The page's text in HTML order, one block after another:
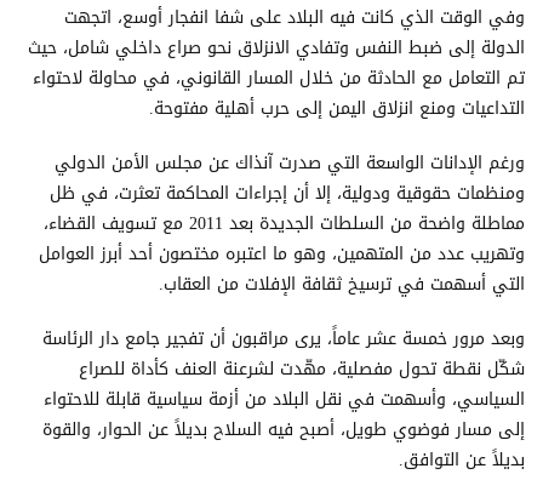
وفي الوقت الذي كانت فيه البلاد على شفا انفجار أوسع، اتجهت
الدولة إلى ضبط النفس وتفادي الانزلاق نحو صراع داخلي شامل، حيث
تم التعامل مع الحادثة من خلال المسار القانوني، في محاولة لاحتواء
التداعيات ومنع انزلاق اليمن إلى حرب أهلية مفتوحة.
ورغم الإدانات الواسعة التي صدرت آنذاك عن مجلس الأمن الدولي
ومنظمات حقوقية ودولية، إلا أن إجراءات المحاكمة تعثرت، في ظل
مماطلة واضحة من السلطات الجديدة بعد 2011 مع تسويف القضاء،
وتهريب عدد من المتهمين، وهو ما اعتبره مختصون أحد أبرز العوامل
التي أسهمت في ترسيخ ثقافة الإفلات من العقاب.
وبعد مرور خمسة عشر عاماً، يرى مراقبون أن تفجير جامع دار الرئاسة
شكّل نقطة تحول مفصلية، مهّدت لشرعنة العنف كأداة للصراع
السياسي، وأسهمت في نقل البلاد من أزمة سياسية قابلة للاحتواء
إلى مسار فوضوي طويل، أصبح فيه السلاح بديلاً عن الحوار، والقوة
بديلاً عن التوافق.